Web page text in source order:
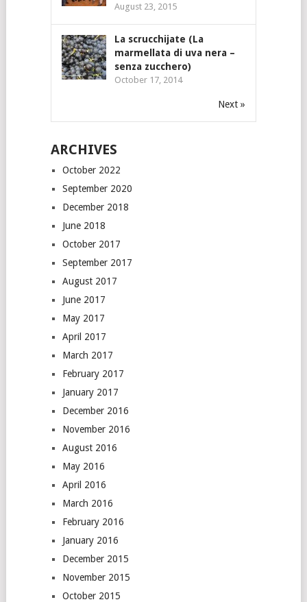
August 23, 2015
La scrucchijate (La
marmellata di uva nera –
senza zucchero)
October 17, 2014
Next »
ARCHIVES
October 2022
September 2020
December 2018
June 2018
October 2017
September 2017
August 2017
June 2017
May 2017
April 2017
March 2017
February 2017
January 2017
December 2016
November 2016
August 2016
May 2016
April 2016
March 2016
February 2016
January 2016
December 2015
November 2015
October 2015